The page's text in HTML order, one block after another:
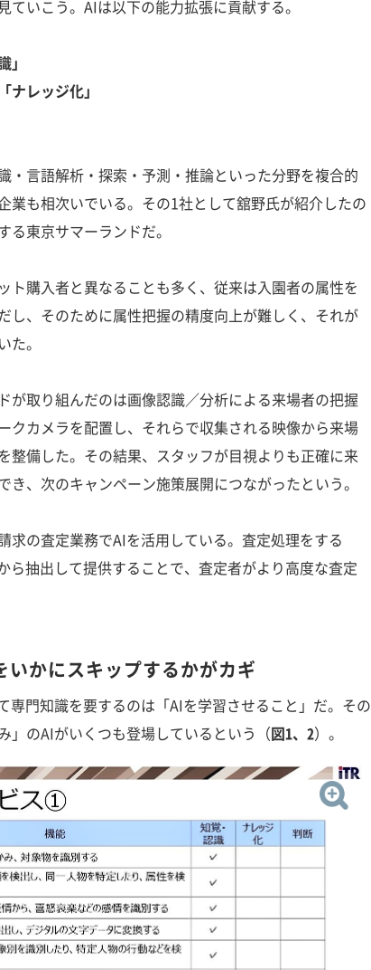
いこう。AIは以下の能力拡張に貢献する。
レッジ化」
言語解析・探索・予測・推論といった分野を複合的
業も相次いでいる。その1社として舘野氏が紹介したの
東京サマーランドだ。
購入者と異なることも多く、従来は入園者の属性を
し、そのために属性把握の精度向上が難しく、それが
。
取り組んだのは画像認識／分析による来場者の把握
クカメラを配置し、それらで収集される映像から来場
整備した。その結果、スタッフが目視よりも正確に来
、次のキャンペーン施策展開につながったという。
の査定業務でAIを活用している。査定処理をする
ら抽出して提供することで、査定者がより高度な査定
かにスキップするかがカギ
門知識を要するのは「AIを学習させること」だ。その
」のAIがいくつも登場しているという（図1、2）。